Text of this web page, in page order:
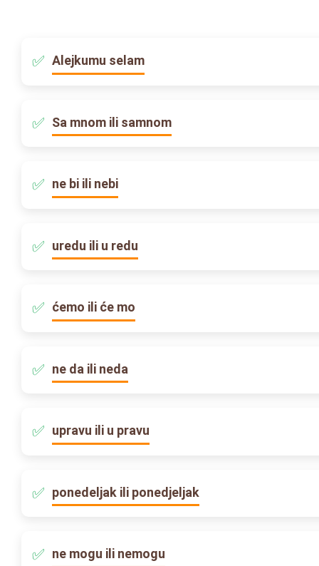
Alejkumu selam
Sa mnom ili samnom
ne bi ili nebi
uredu ili u redu
ćemo ili će mo
ne da ili neda
upravu ili u pravu
ponedeljak ili ponedjeljak
ne mogu ili nemogu